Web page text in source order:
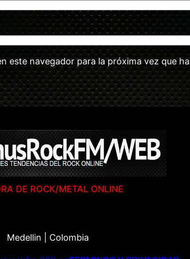
este navegador para la próxima vez que
DE ROCK/METAL ONLINE
Medellin | Colombia